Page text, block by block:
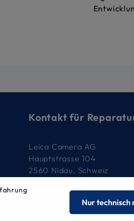
Kontakt für
Leica Camera AG
Hauptstrasse 104
2560 Nidau, Schweiz
032 332 90 90
service.ch@leica-Nur technisch